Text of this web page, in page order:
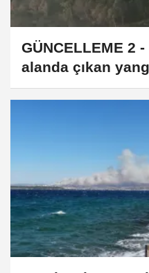
GÜNCELLEME 2
alanda çıkan
ediliyor